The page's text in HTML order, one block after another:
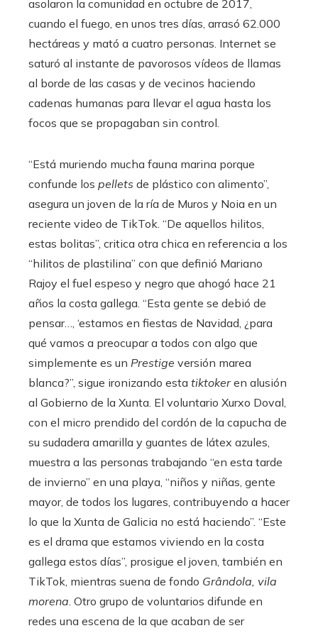
asolaron la comunidad en octubre de 2017,
cuando el fuego, en unos tres días, arrasó 62.000
hectáreas y mató a cuatro personas. Internet se
saturó al instante de pavorosos vídeos de llamas
al borde de las casas y de vecinos haciendo
cadenas humanas para llevar el agua hasta los
focos que se propagaban sin control.
“Está muriendo mucha fauna marina porque
confunde los pellets de plástico con alimento”,
asegura un joven de la ría de Muros y Noia en un
reciente video de TikTok. “De aquellos hilitos,
estas bolitas”, critica otra chica en referencia a los
“hilitos de plastilina” con que definió Mariano
Rajoy el fuel espeso y negro que ahogó hace 21
años la costa gallega. “Esta gente se debió de
pensar…, ‘estamos en fiestas de Navidad, ¿para
qué vamos a preocupar a todos con algo que
simplemente es un Prestige versión marea
blanca?”, sigue ironizando esta tiktokeren alusión
al Gobierno de la Xunta. El voluntario Xurxo Doval,
con el micro prendido del cordón de la capucha de
su sudadera amarilla y guantes de látex azules,
muestra a las personas trabajando “en esta tarde
de invierno” en una playa, “niños y niñas, gente
mayor, de todos los lugares, contribuyendo a hacer
lo que la Xunta de Galicia no está haciendo”. “Este
es el drama que estamos viviendo en la costa
gallega estos días”, prosigue el joven, también en
TikTok, mientras suena de fondo Grândola, vila
morena. Otro grupo de voluntarios difunde en
redes una escena de la que acaban de ser